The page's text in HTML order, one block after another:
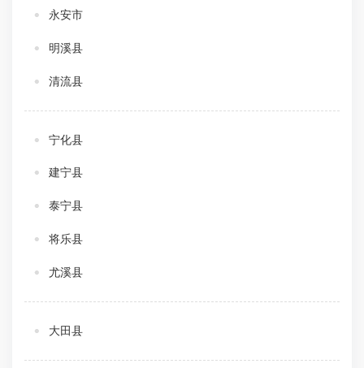
永安市
明溪县
清流县
宁化县
建宁县
泰宁县
将乐县
尤溪县
大田县